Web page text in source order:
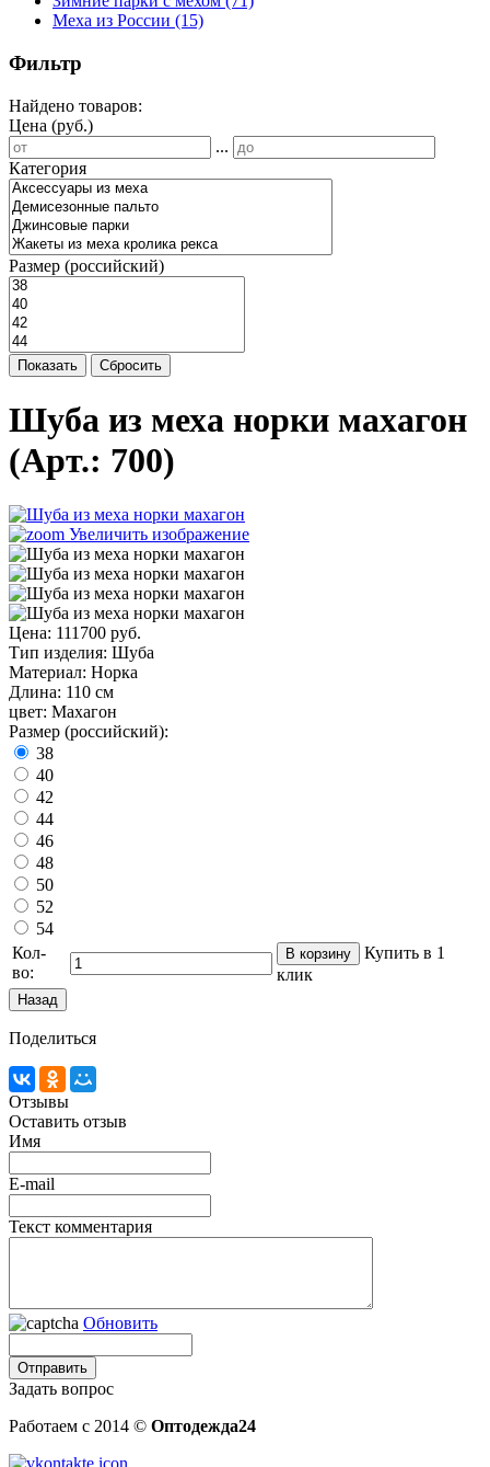
Меха из России (15)
Фильтр
Найдено товаров:
Цена (руб.)
...
Категория
Размер (российский)
Показать Сбросить
Шуба из меха норки махагон
(Арт.: 700)
Увеличить изображение
Цена: 111700 руб.
Тип изделия: Шуба
Материал: Норка
Длина: 110 см
цвет: Махагон
Размер (российский):
38
40
42
44
46
48
50
52
54
Кол-
во:
Купить в 1
клик
Поделиться
Отзывы
Оставить отзыв
Имя
E-mail
Текст комментария
Обновить
Задать вопрос
Работаем с 2014 © Оптодежда24